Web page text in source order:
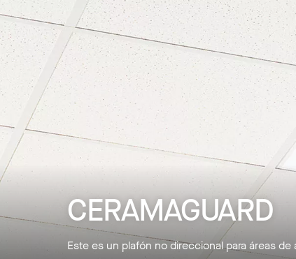
CERAMAGUARD
Este es un plafón no direccional para áreas